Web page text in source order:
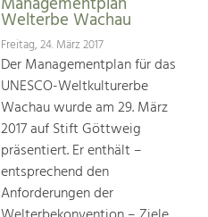
Welterbe Wachau
Freitag, 24. März 2017
Der Managementplan für das
UNESCO-Weltkulturerbe
Wachau wurde am 29. März
2017 auf Stift Göttweig
präsentiert. Er enthält –
entsprechend den
Anforderungen der